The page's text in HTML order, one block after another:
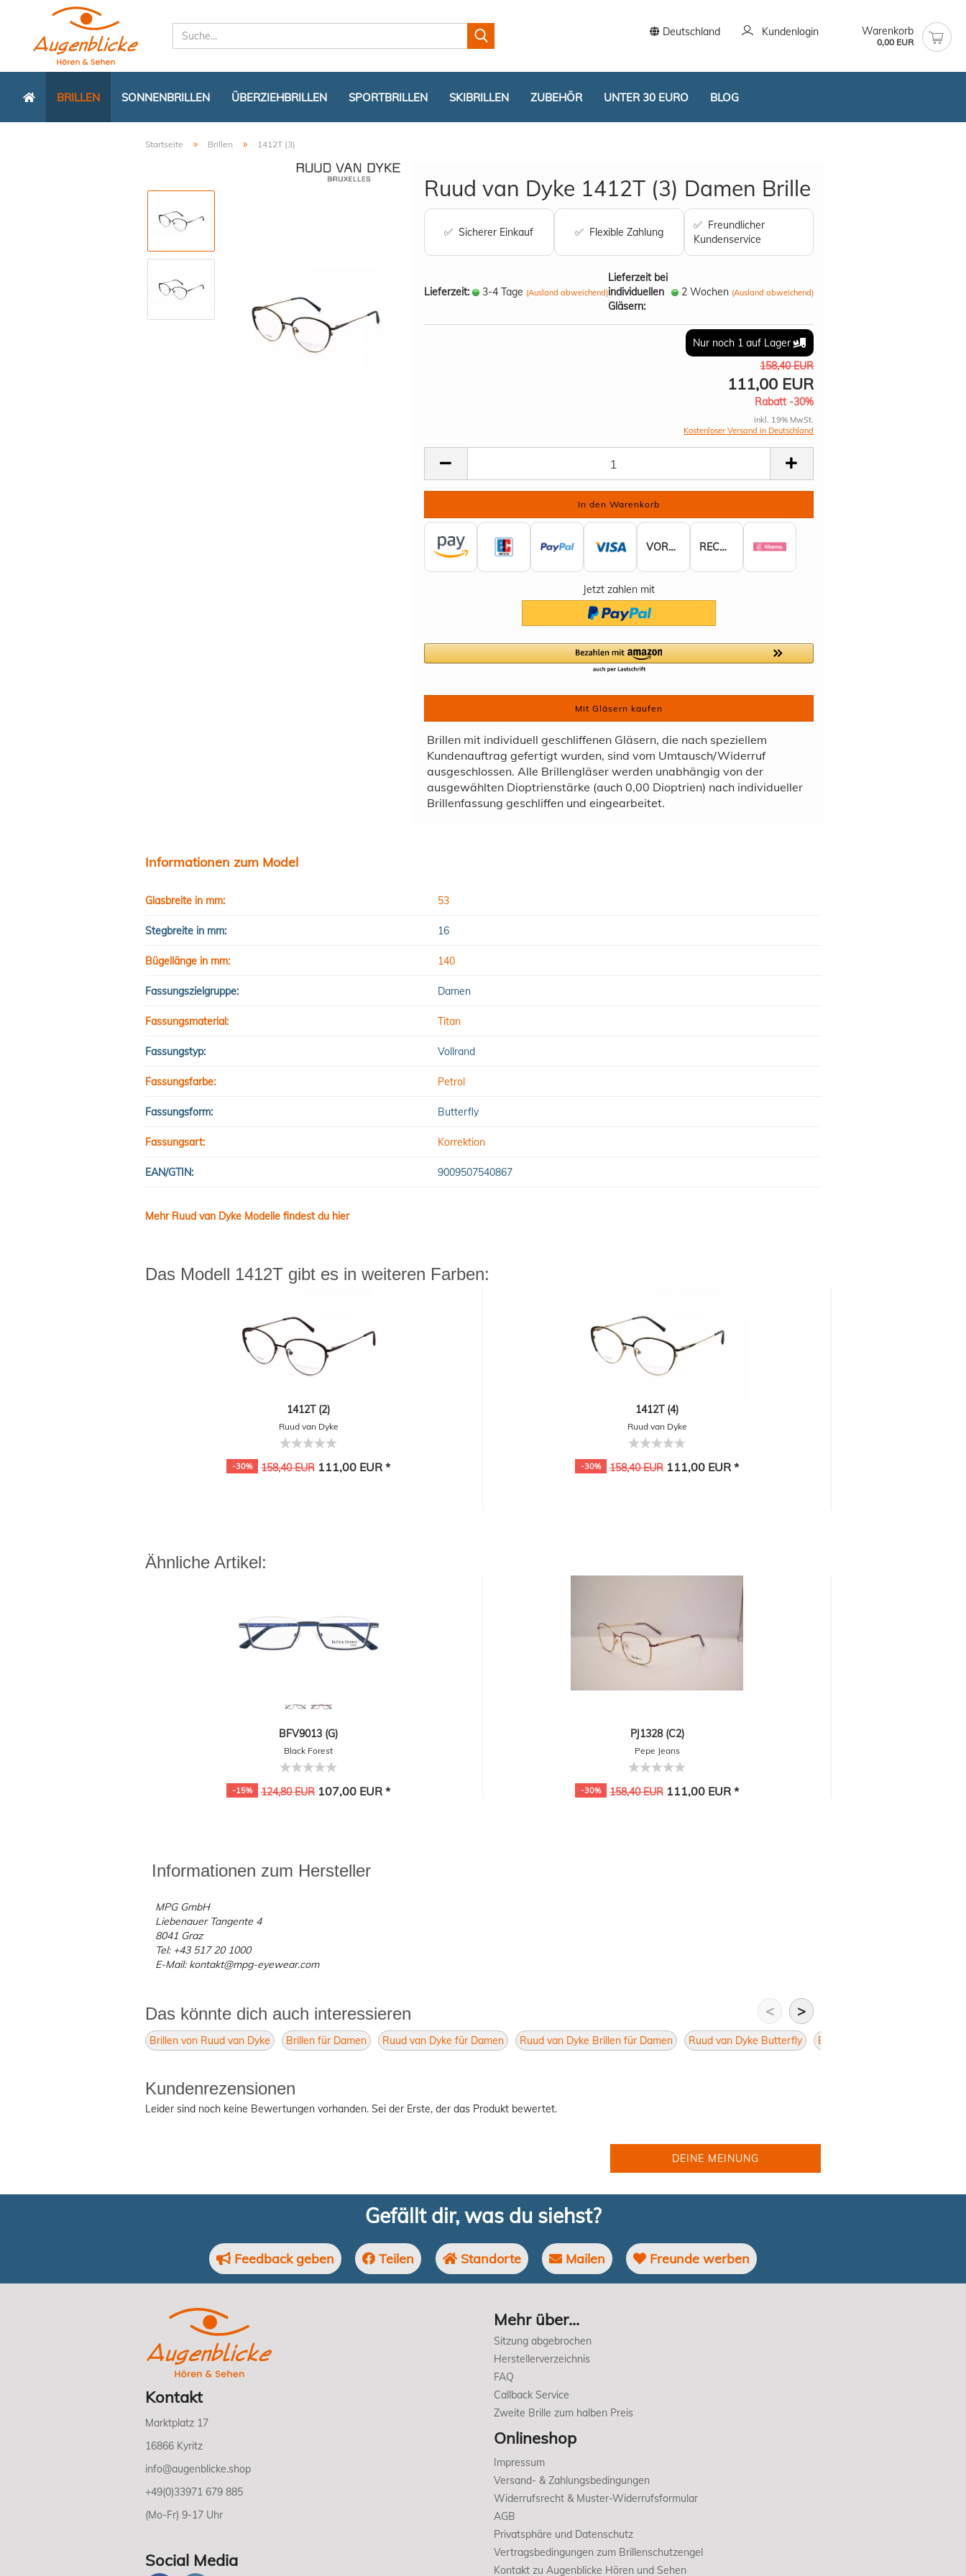
Deutschland
Lieferland
Kundenlogin
Konto erstellen
Warenkorb
0,00 EUR
BRILLEN SONNENBRILLEN ÜBERZIEHBRILLEN SPORTBRILLEN SKIBRILLEN ZUBEHÖR UNTER 30 EURO BLOG
Startseite » Brillen » 1412T (3)
Ruud van Dyke 1412T (3) Damen Brille
✅ Sicherer Einkauf ✅ Flexible Zahlung
✅ Freundlicher
Kundenservice
Lieferzeit: 3-4 Tage (Ausland abweichend)
Lieferzeit bei
individuellen
Gläsern:
2 Wochen (Ausland abweichend)
Nur noch 1 auf Lager
158,40 EUR
111,00 EUR
Rabatt -30%
inkl. 19% MwSt.
Kostenloser Versand in Deutschland
VORKASSE RECHNUNG
Jetzt zahlen mit
Mit Gläsern kaufen
Brillen mit individuell geschliffenen Gläsern, die nach speziellem
Kundenauftrag gefertigt wurden, sind vom Umtausch/Widerruf
ausgeschlossen. Alle Brillengläser werden unabhängig von der
ausgewählten Dioptrienstärke (auch 0,00 Dioptrien) nach individueller
Brillenfassung geschliffen und eingearbeitet.
Informationen zum Model
Glasbreite in mm: 53
Stegbreite in mm: 16
Bügellänge in mm: 140
Fassungszielgruppe: Damen
Fassungsmaterial: Titan
Fassungstyp: Vollrand
Fassungsfarbe: Petrol
Fassungsform: Butterfly
Fassungsart: Korrektion
EAN/GTIN: 9009507540867
Mehr Ruud van Dyke Modelle findest du hier
Das Modell 1412T gibt es in weiteren Farben:
1412T (2)
Ruud van Dyke
-30% 158,40 EUR 111,00 EUR *
1412T (4)
Ruud van Dyke
-30% 158,40 EUR 111,00 EUR *
Ähnliche Artikel:
BFV9013 (G)
Black Forest
-15% 124,80 EUR 107,00 EUR *
PJ1328 (C2)
Pepe Jeans
-30% 158,40 EUR 111,00 EUR *
Informationen zum Hersteller
MPG GmbH
Liebenauer Tangente 4
8041 Graz
Tel: +43 517 20 1000
E-Mail: kontakt@mpg-eyewear.com
Das könnte dich auch interessieren < >
Brillen von Ruud van Dyke Brillen für Damen Ruud van Dyke für Damen Ruud van Dyke Brillen für Damen Ruud van Dyke Butterfly Brillen Butterfly
Kundenrezensionen
Leider sind noch keine Bewertungen vorhanden. Sei der Erste, der das Produkt bewertet.
DEINE MEINUNG
Gefällt dir, was du siehst?
Feedback geben Teilen Standorte Mailen Freunde werben
Kontakt
Marktplatz 17
16866 Kyritz
info@augenblicke.shop
+49(0)33971 679 885
(Mo-Fr) 9-17 Uhr
Social Media
Mehr über...
Sitzung abgebrochen
Herstellerverzeichnis
FAQ
Callback Service
Zweite Brille zum halben Preis
Onlineshop
Impressum
Versand- & Zahlungsbedingungen
Widerrufsrecht & Muster-Widerrufsformular
AGB
Privatsphäre und Datenschutz
Vertragsbedingungen zum Brillenschutzengel
Kontakt zu Augenblicke Hören und Sehen